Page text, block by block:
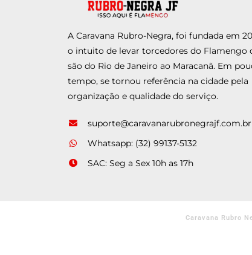
A Caravana Rubro-Negra, foi fundada em
o intuito de levar torcedores do Flamengo
são do Rio de Janeiro ao Maracanã. Em
tempo, se tornou referência na cidade pela
organização e qualidade do serviço.
suporte@caravanarubronegrajf.com.br
Whatsapp: (32) 99137-5132
SAC: Seg a Sex 10h as 17h
Caravana Rubro